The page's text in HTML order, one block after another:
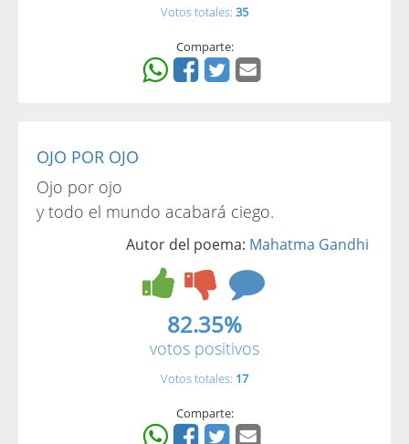
Votos totales: 35
Comparte:
OJO POR OJO
Ojo por ojo
y todo el mundo acabará ciego.
Autor del poema: Mahatma Gandhi
82.35%
votos positivos
Votos totales: 17
Comparte: